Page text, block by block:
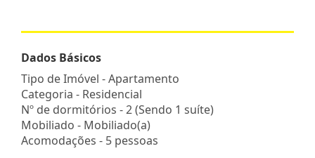
Dados Básicos
Tipo de Imóvel - Apartamento
Categoria - Residencial
Nº de dormitórios - 2 (Sendo 1 suíte)
Mobiliado - Mobiliado(a)
Acomodações - 5 pessoas